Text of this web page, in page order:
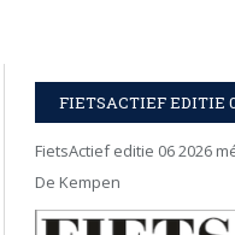
FIETSACTIEF EDITIE
FietsActief editie 06 2026
De Kempen